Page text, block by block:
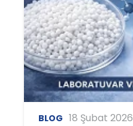
BLOG 18 Şubat 2026